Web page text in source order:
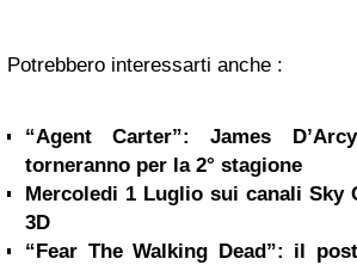
Potrebbero interessarti anche :
“Agent Carter”: James
torneranno per la 2° stagione
Mercoledi 1 Luglio sui canali Sky
3D
“Fear The Walking Dead”: il